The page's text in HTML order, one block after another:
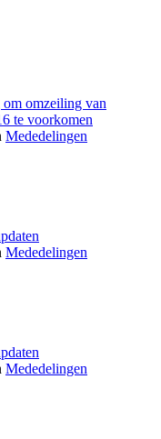
omzeiling van
te voorkomen
Mededelingen
Mededelingen
Mededelingen